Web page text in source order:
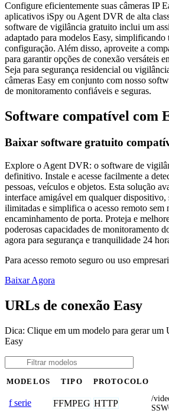
Configure eficientemente suas câmeras IP
aplicativos iSpy ou Agent DVR de alta
software de vigilância gratuito inclui um
adaptado para modelos Easy, simplificando
configuração. Além disso, aproveite a
para garantir opções de conexão versáteis
Seja para segurança residencial ou
câmeras Easy em conjunto com nosso
de monitoramento confiáveis e seguras.
Software compatível com
Baixar software gratuito
Explore o Agent DVR: o software de
definitivo. Instale e acesse facilmente a
pessoas, veículos e objetos. Esta solução
interface amigável em qualquer dispositivo,
ilimitadas e simplifica o acesso remoto sem
encaminhamento de porta. Proteja e
poderosas capacidades de monitoramento
agora para segurança e tranquilidade 24
Para acesso remoto seguro ou uso
Baixar Agora
URLs de conexão Easy
Dica: Clique em um modelo para gerar um
Easy
MODELOS TIPO PROTOCOLO
f serie FFMPEG HTTP
/